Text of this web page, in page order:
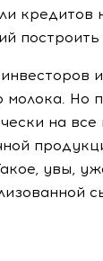
кредитов
Но
на все
увы,